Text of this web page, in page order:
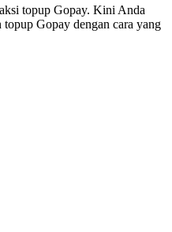
topup Gopay. Kini Anda
Gopay dengan cara yang